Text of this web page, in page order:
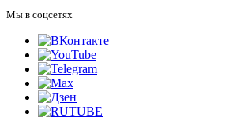
Мы в соцсетях